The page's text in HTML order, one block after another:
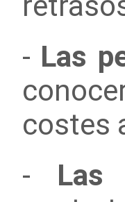
- Las
costes
- Las